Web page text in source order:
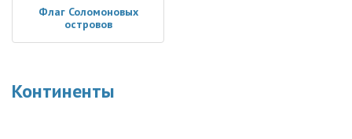
Флаг Соломоновых
островов
Континенты